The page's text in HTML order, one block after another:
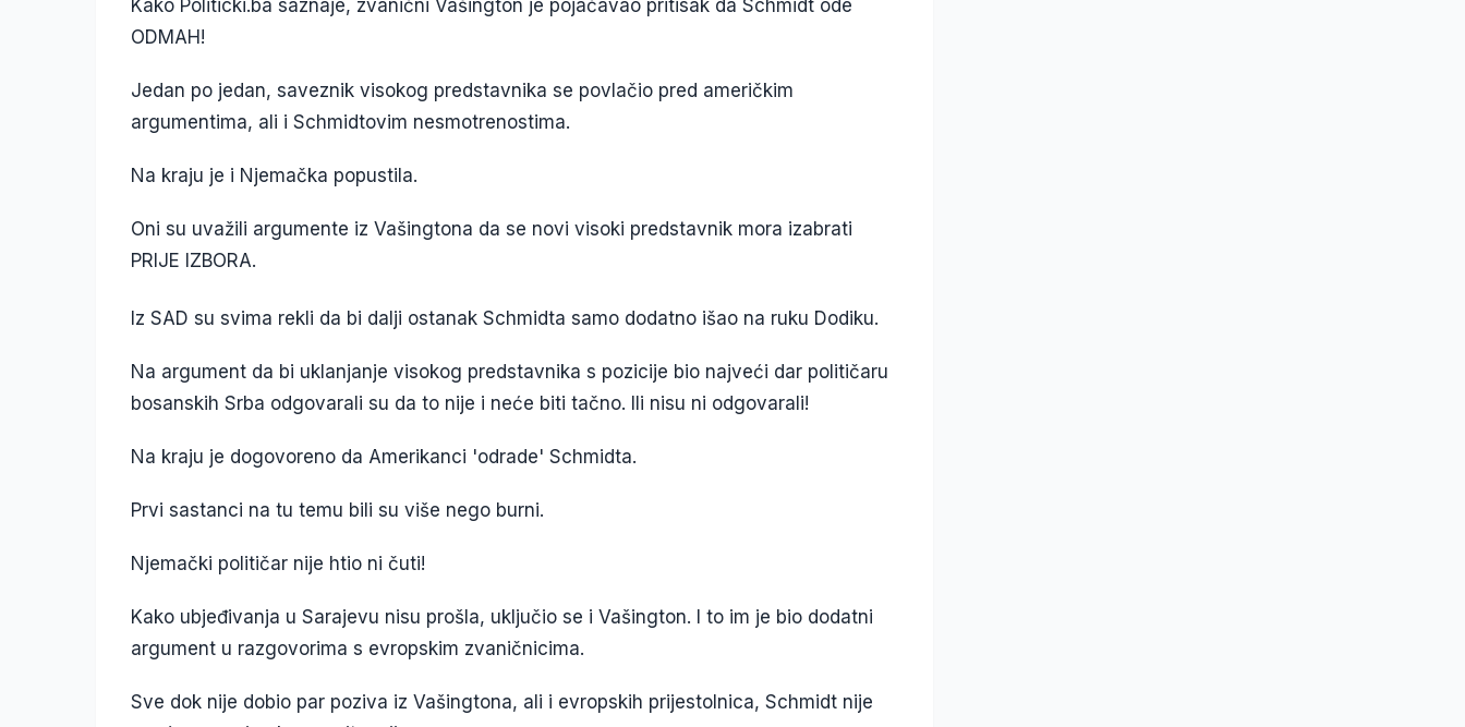
Kako Politicki.ba saznaje, zvanični Vašington je pojačavao pritisak da Schmidt ode
ODMAH!
Jedan po jedan, saveznik visokog predstavnika se povlačio pred američkim
argumentima, ali i Schmidtovim nesmotrenostima.
Na kraju je i Njemačka popustila.
Oni su uvažili argumente iz Vašingtona da se novi visoki predstavnik mora izabrati
PRIJE IZBORA.
Iz SAD su svima rekli da bi dalji ostanak Schmidta samo dodatno išao na ruku Dodiku.
Na argument da bi uklanjanje visokog predstavnika s pozicije bio najveći dar političaru
bosanskih Srba odgovarali su da to nije i neće biti tačno. Ili nisu ni odgovarali!
Na kraju je dogovoreno da Amerikanci 'odrade' Schmidta.
Prvi sastanci na tu temu bili su više nego burni.
Njemački političar nije htio ni čuti!
Kako ubjeđivanja u Sarajevu nisu prošla, uključio se i Vašington. I to im je bio dodatni
argument u razgovorima s evropskim zvaničnicima.
Sve dok nije dobio par poziva iz Vašingtona, ali i evropskih prijestolnica, Schmidt nije